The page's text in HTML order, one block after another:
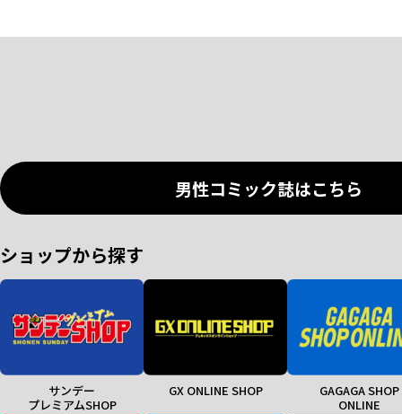
男性コミック誌はこちら
ショップから探す
サンデー
プレミアムSHOP
GX ONLINE SHOP
GAGAGA SHOP
ONLINE